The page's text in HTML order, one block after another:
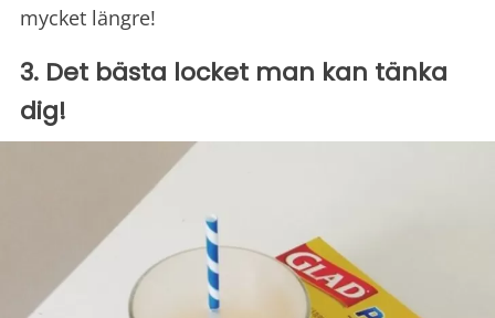
mycket längre!
3. Det bästa locket man kan tänka
dig!